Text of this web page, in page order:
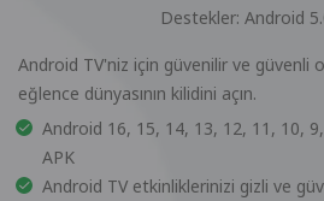
Destekler: Android
Android TV'niz için güvenilir ve güvenli
eğlence dünyasının kilidini açın.
Android 16, 15, 14, 13, 12, 11, 10,
APK
Android TV etkinliklerinizi gizli ve